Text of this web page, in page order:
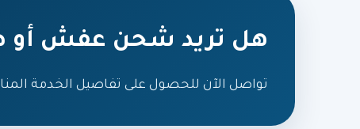
هل تريد شحن عفش أو
تواصل الآن للحصول على تفاصيل الخدمة